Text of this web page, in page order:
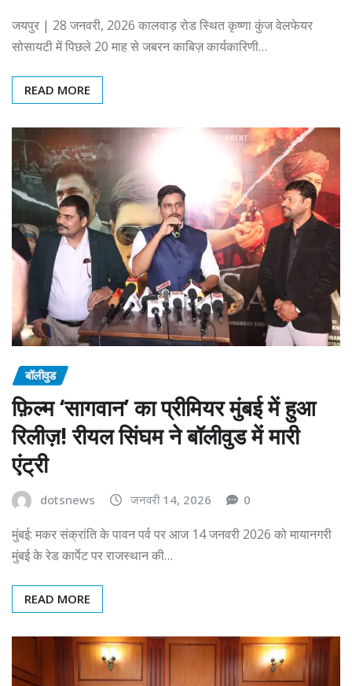
जयपुर | 28 जनवरी, 2026 कालवाड़ रोड स्थित कृष्णा कुंज वेलफेयर
सोसायटी में पिछले 20 माह से जबरन काबिज़ कार्यकारिणी…
READ MORE
बॉलीवुड
फ़िल्म ‘सागवान’ का प्रीमियर मुंबई में हुआ
रिलीज़! रीयल सिंघम ने बॉलीवुड में मारी
एंट्री
dotsnews जनवरी 14, 2026 0
मुंबई: मकर संक्रांति के पावन पर्व पर आज 14 जनवरी 2026 को मायानगरी
मुंबई के रेड कार्पेट पर राजस्थान की…
READ MORE